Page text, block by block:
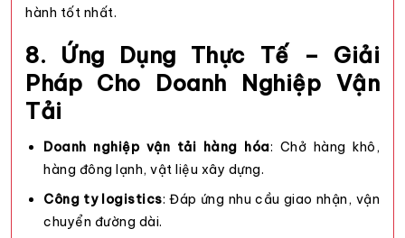
hành tốt nhất.
8. Ứng Dụng Thực Tế – Giải
Pháp Cho Doanh Nghiệp Vận
Tải
Doanh nghiệp vận tải hàng hóa: Chở hàng khô,
hàng đông lạnh, vật liệu xây dựng.
Công ty logistics: Đáp ứng nhu cầu giao nhận, vận
chuyển đường dài.